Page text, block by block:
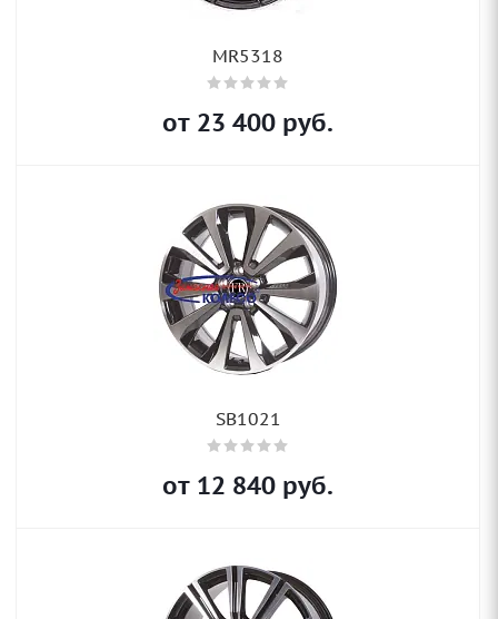
MR5318
от 23 400 руб.
SB1021
от 12 840 руб.